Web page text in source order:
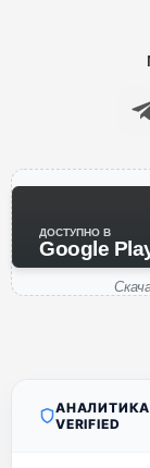
ДОСТУПНО В
Google
АНАЛИТИКА:
VERIFIED